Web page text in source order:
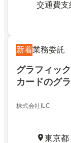
交通費支
新着業務委託
グラフィッ
カードのグ
株式会社ILC
東京都